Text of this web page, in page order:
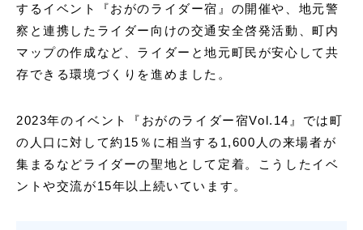
するイベント『おがのライダー宿』の開催や、地元警
察と連携したライダー向けの交通安全啓発活動、町内
マップの作成など、ライダーと地元町民が安心して共
存できる環境づくりを進めました。
2023年のイベント『おがのライダー宿Vol.14』では町
の人口に対して約15％に相当する1,600人の来場者が
集まるなどライダーの聖地として定着。こうしたイベ
ントや交流が15年以上続いています。